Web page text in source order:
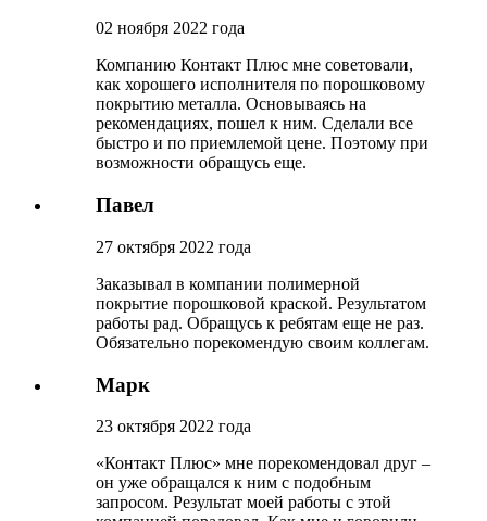
02 ноября 2022 года
Компанию Контакт Плюс мне советовали,
как хорошего исполнителя по порошковому
покрытию металла. Основываясь на
рекомендациях, пошел к ним. Сделали все
быстро и по приемлемой цене. Поэтому при
возможности обращусь еще.
Павел
27 октября 2022 года
Заказывал в компании полимерной
покрытие порошковой краской. Результатом
работы рад. Обращусь к ребятам еще не раз.
Обязательно порекомендую своим коллегам.
Марк
23 октября 2022 года
«Контакт Плюс» мне порекомендовал друг –
он уже обращался к ним с подобным
запросом. Результат моей работы с этой